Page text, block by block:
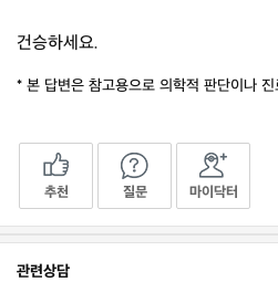
건승하세요.
* 본 답변은 참고용으로 의학적 판단이나
추천 질문 마이닥터
관련상담